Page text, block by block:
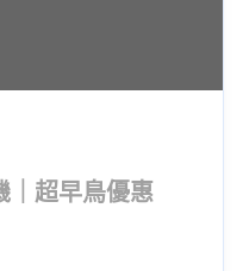
｜超早鳥優惠